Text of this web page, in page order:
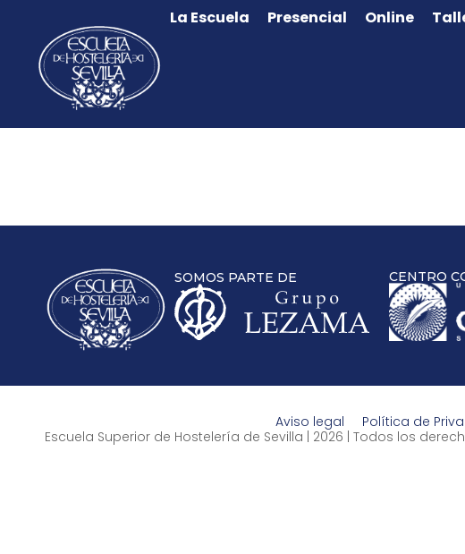
La Escuela Presencial Online
SOMOS PARTE DE CENTRO
Aviso legal Política de
Escuela Superior de Hostelería de Sevilla | 2026 | Todos los